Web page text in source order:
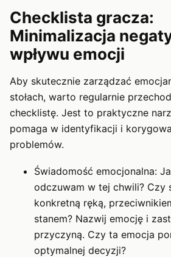
Checklista gracza:
Minimalizacja
wpływu emocji
Aby skutecznie zarządzać
stołach, warto regularnie
checklistę. Jest to praktyczne
pomaga w identyfikacji i
problemów.
Świadomość emocjonalna:
odczuwam w tej chwili? Czy
konkretną ręką,
stanem? Nazwij emocję i
przyczyną. Czy ta emocja
optymalnej decyzji?